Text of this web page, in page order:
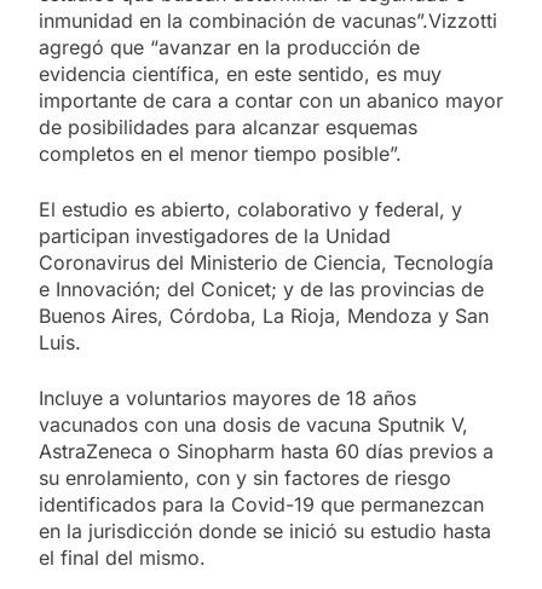
inmunidad en la combinación de vacunas”.Vizzotti
agregó que “avanzar en la producción de
evidencia científica, en este sentido, es muy
importante de cara a contar con un abanico mayor
de posibilidades para alcanzar esquemas
completos en el menor tiempo posible”.
El estudio es abierto, colaborativo y federal, y
participan investigadores de la Unidad
Coronavirus del Ministerio de Ciencia, Tecnología
e Innovación; del Conicet; y de las provincias de
Buenos Aires, Córdoba, La Rioja, Mendoza y San
Luis.
Incluye a voluntarios mayores de 18 años
vacunados con una dosis de vacuna Sputnik V,
AstraZeneca o Sinopharm hasta 60 días previos a
su enrolamiento, con y sin factores de riesgo
identificados para la Covid-19 que permanezcan
en la jurisdicción donde se inició su estudio hasta
el final del mismo.